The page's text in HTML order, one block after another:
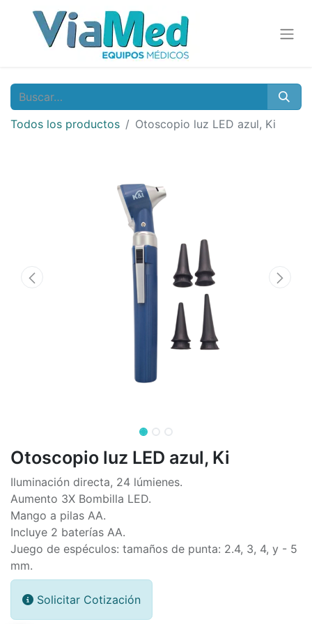
Todos los productos Otoscopio luz LED azul, Ki
Otoscopio luz LED azul, Ki
Iluminación directa, 24 lúmienes.
Aumento 3X Bombilla LED.
Mango a pilas AA.
Incluye 2 baterías AA.
Juego de espéculos: tamaños de punta: 2.4, 3, 4, y - 5
mm.
Solicitar Cotización